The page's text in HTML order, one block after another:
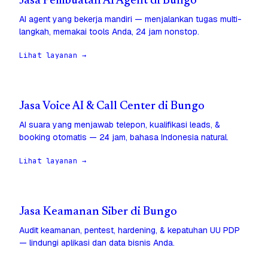
AI agent yang bekerja mandiri — menjalankan tugas multi-
langkah, memakai tools Anda, 24 jam nonstop.
Lihat layanan →
Jasa Voice AI & Call Center di Bungo
AI suara yang menjawab telepon, kualifikasi leads, &
booking otomatis — 24 jam, bahasa Indonesia natural.
Lihat layanan →
Jasa Keamanan Siber di Bungo
Audit keamanan, pentest, hardening, & kepatuhan UU PDP
— lindungi aplikasi dan data bisnis Anda.